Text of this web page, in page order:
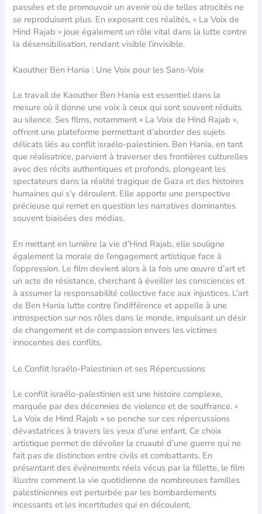
passées et de promouvoir un avenir où de telles atrocités ne
se reproduisent plus. En exposant ces réalités, « La Voix de
Hind Rajab » joue également un rôle vital dans la lutte contre
la désensibilisation, rendant visible l’invisible.
Kaouther Ben Hania : Une Voix pour les Sans-Voix
Le travail de Kaouther Ben Hania est essentiel dans la
mesure où il donne une voix à ceux qui sont souvent réduits
au silence. Ses films, notamment « La Voix de Hind Rajab »,
offrent une plateforme permettant d’aborder des sujets
délicats liés au conflit israélo-palestinien. Ben Hania, en tant
que réalisatrice, parvient à traverser des frontières culturelles
avec des récits authentiques et profonds, plongeant les
spectateurs dans la réalité tragique de Gaza et des histoires
humaines qui s’y déroulent. Elle apporte une perspective
précieuse qui remet en question les narratives dominantes
souvent biaisées des médias.
En mettant en lumière la vie d’Hind Rajab, elle souligne
également la morale de l’engagement artistique face à
l’oppression. Le film devient alors à la fois une œuvre d’art et
un acte de résistance, cherchant à éveiller les consciences et
à assumer la responsabilité collective face aux injustices. L’art
de Ben Hania lutte contre l’indifférence et appelle à une
introspection sur nos rôles dans le monde, impulsant un désir
de changement et de compassion envers les victimes
innocentes des conflits.
Le Conflit Israélo-Palestinien et ses Répercussions
Le conflit israélo-palestinien est une histoire complexe,
marquée par des décennies de violence et de souffrance. «
La Voix de Hind Rajab » se penche sur ces répercussions
dévastatrices à travers les yeux d’une enfant. Ce choix
artistique permet de dévoiler la cruauté d’une guerre qui ne
fait pas de distinction entre civils et combattants. En
présentant des événements réels vécus par la fillette, le film
illustre comment la vie quotidienne de nombreuses familles
palestiniennes est perturbée par les bombardements
incessants et les incertitudes qui en découlent.